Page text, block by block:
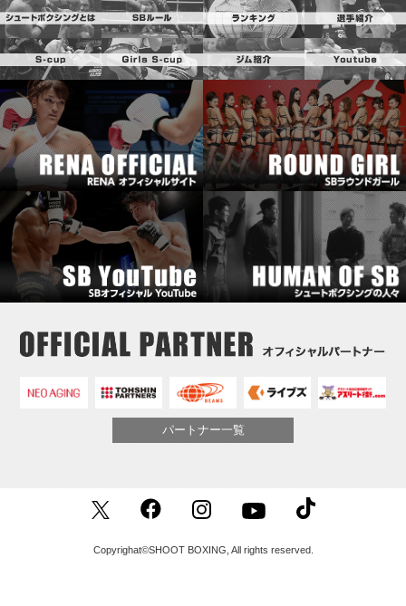
パートナー一覧
Copyrighat©SHOOT BOXING, All rights reserved.